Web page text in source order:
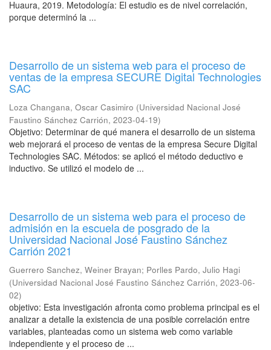
Huaura, 2019. Metodología: El estudio es de nivel correlación,
porque determinó la ...
Desarrollo de un sistema web para el proceso de
ventas de la empresa SECURE Digital Technologies
SAC
Loza Changana, Oscar Casimiro (Universidad Nacional José
Faustino Sánchez Carrión, 2023-04-19)
Objetivo: Determinar de qué manera el desarrollo de un sistema
web mejorará el proceso de ventas de la empresa Secure Digital
Technologies SAC. Métodos: se aplicó el método deductivo e
inductivo. Se utilizó el modelo de ...
Desarrollo de un sistema web para el proceso de
admisión en la escuela de posgrado de la
Universidad Nacional José Faustino Sánchez
Carrión 2021
Guerrero Sanchez, Weiner Brayan; Porlles Pardo, Julio Hagi
(Universidad Nacional José Faustino Sánchez Carrión, 2023-06-
02)
objetivo: Esta investigación afronta como problema principal es el
analizar a detalle la existencia de una posible correlación entre
variables, planteadas como un sistema web como variable
independiente y el proceso de ...